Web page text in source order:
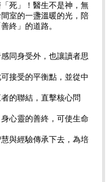
死」！醫生不是神，無
室的一盞溫暖的光，陪
終」的道路。
同身受外，也讓讀者思
接受的平衡點，並從中
的聯結，直擊核心問
心靈的善終，可使生命
與經驗傳承下去，為培